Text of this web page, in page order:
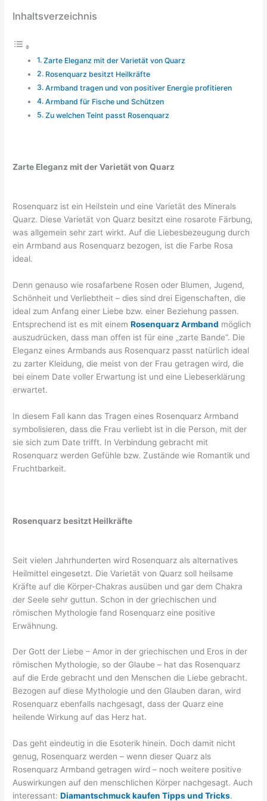
Inhaltsverzeichnis
Zarte Eleganz mit der Varietät von Quarz
Rosenquarz besitzt Heilkräfte
Armband tragen und von positiver Energie profitieren
Armband für Fische und Schützen
Zu welchen Teint passt Rosenquarz
Zarte Eleganz mit der Varietät von Quarz
Rosenquarz ist ein Heilstein und eine Varietät des Minerals
Quarz. Diese Varietät von Quarz besitzt eine rosarote Färbung,
was allgemein sehr zart wirkt. Auf die Liebesbezeugung durch
ein Armband aus Rosenquarz bezogen, ist die Farbe Rosa
ideal.
Denn genauso wie rosafarbene Rosen oder Blumen, Jugend,
Schönheit und Verliebtheit – dies sind drei Eigenschaften, die
ideal zum Anfang einer Liebe bzw. einer Beziehung passen.
Entsprechend ist es mit einemRosenquarz Armband möglich
auszudrücken, dass man offen ist für eine „zarte Bande“. Die
Eleganz eines Armbands aus Rosenquarz passt natürlich ideal
zu zarter Kleidung, die meist von der Frau getragen wird, die
bei einem Date voller Erwartung ist und eine Liebeserklärung
erwartet.
In diesem Fall kann das Tragen eines Rosenquarz Armband
symbolisieren, dass die Frau verliebt ist in die Person, mit der
sie sich zum Date trifft. In Verbindung gebracht mit
Rosenquarz werden Gefühle bzw. Zustände wie Romantik und
Fruchtbarkeit.
Rosenquarz besitzt Heilkräfte
Seit vielen Jahrhunderten wird Rosenquarz als alternatives
Heilmittel eingesetzt. Die Varietät von Quarz soll heilsame
Kräfte auf die Körper-Chakras ausüben und gar dem Chakra
der Seele sehr guttun. Schon in der griechischen und
römischen Mythologie fand Rosenquarz eine positive
Erwähnung.
Der Gott der Liebe – Amor in der griechischen und Eros in der
römischen Mythologie, so der Glaube – hat das Rosenquarz
auf die Erde gebracht und den Menschen die Liebe gebracht.
Bezogen auf diese Mythologie und den Glauben daran, wird
Rosenquarz ebenfalls nachgesagt, dass der Quarz eine
heilende Wirkung auf das Herz hat.
Das geht eindeutig in die Esoterik hinein. Doch damit nicht
genug, Rosenquarz werden – wenn dieser Quarz als
Rosenquarz Armband getragen wird – noch weitere positive
Auswirkungen auf den menschlichen Körper nachgesagt. Auch
interessant:Diamantschmuck kaufen Tipps und Tricks.